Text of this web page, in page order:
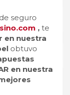
seguro
, te
en nuestra
obtuvo
en nuestra